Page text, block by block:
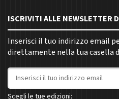
ISCRIVITI ALLE NEWSLETTER
Inserisci il tuo indirizzo email
direttamente nella tua casella
Indirizzo email
Scegli le tue edizioni: